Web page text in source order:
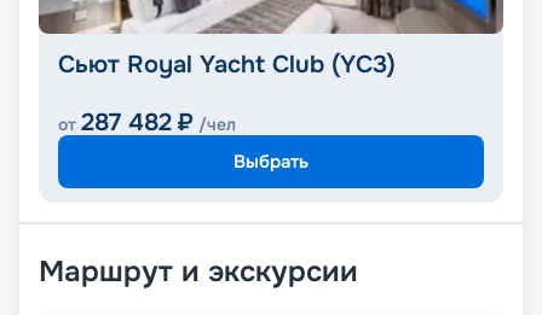
Сьют Royal Yacht Club (YC3)
от 287 482 ₽ /чел
Выбрать
Маршрут и экскурсии